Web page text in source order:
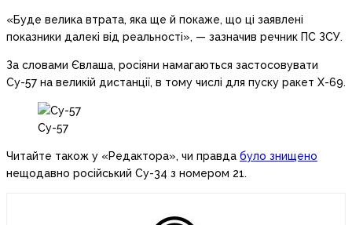
«Буде велика втрата, яка ще й покаже, що ці заявлені
показники далекі від реальності», — зазначив речник ПС ЗСУ.
За словами Євлаша, росіяни намагаються застосовувати
Су-57 на великій дистанції, в тому числі для пуску ракет Х-69.
Су-57
Читайте також у «Редактора», чи правда було знищено
нещодавно російський Су-34 з номером 21.